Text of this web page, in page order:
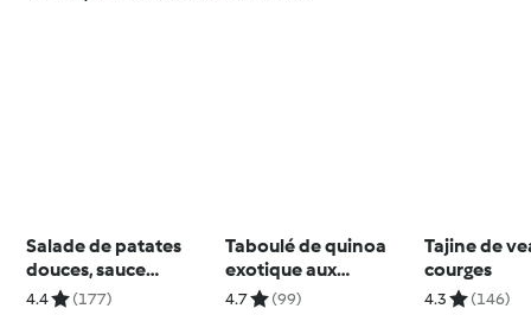
Salade de patates
douces, sauce
moutarde
4.4 (177)
Taboulé de quinoa
exotique aux
crevettes
4.7 (99)
Tajine de
courges
4.3 (146)